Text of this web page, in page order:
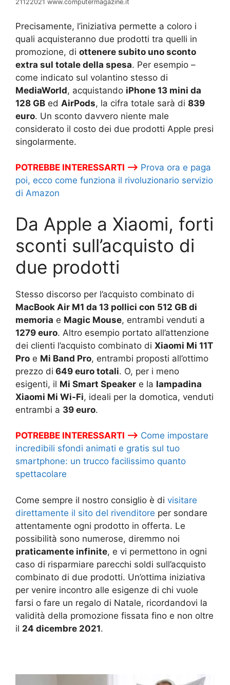
21122021 www.computermagazine.it
Precisamente, l’iniziativa permette a coloro i
quali acquisteranno due prodotti tra quelli in
promozione, di ottenere subito uno sconto
extra sul totale della spesa. Per esempio –
come indicato sul volantino stesso di
MediaWorld, acquistando iPhone 13 mini da
128 GB ed AirPods, la cifra totale sarà di 839
euro. Un sconto davvero niente male
considerato il costo dei due prodotti Apple presi
singolarmente.
POTREBBE INTERESSARTI –> Prova ora e paga
poi, ecco come funziona il rivoluzionario servizio
di Amazon
Da Apple a Xiaomi, forti
sconti sull’acquisto di
due prodotti
Stesso discorso per l’acquisto combinato di
MacBook Air M1 da 13 pollici con 512 GB di
memoria e Magic Mouse, entrambi venduti a
1279 euro. Altro esempio portato all’attenzione
dei clienti l’acquisto combinato di Xiaomi Mi 11T
Pro e Mi Band Pro, entrambi proposti all’ottimo
prezzo di 649 euro totali. O, per i meno
esigenti, il Mi Smart Speaker e la lampadina
Xiaomi Mi Wi-Fi, ideali per la domotica, venduti
entrambi a 39 euro.
POTREBBE INTERESSARTI –> Come impostare
incredibili sfondi animati e gratis sul tuo
smartphone: un trucco facilissimo quanto
spettacolare
Come sempre il nostro consiglio è di visitare
direttamente il sito del rivenditore per sondare
attentamente ogni prodotto in offerta. Le
possibilità sono numerose, diremmo noi
praticamente infinite, e vi permettono in ogni
caso di risparmiare parecchi soldi sull’acquisto
combinato di due prodotti. Un’ottima iniziativa
per venire incontro alle esigenze di chi vuole
farsi o fare un regalo di Natale, ricordandovi la
validità della promozione fissata fino e non oltre
il 24 dicembre 2021.